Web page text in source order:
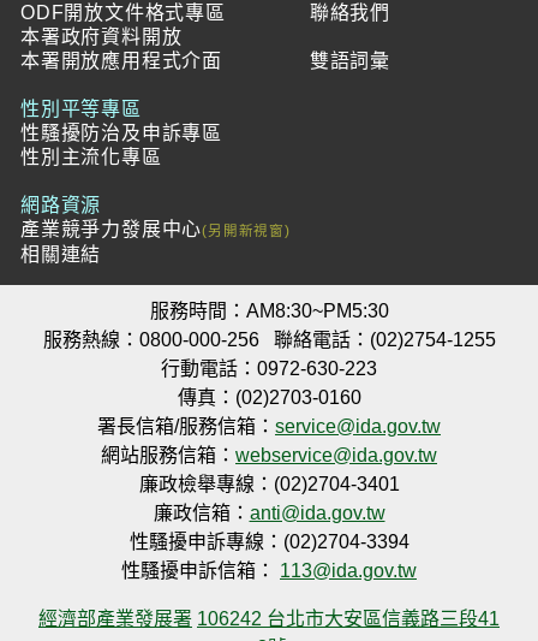
ODF開放文件格式專區
本署政府資料開放
本署開放應用程式介面
性別平等專區
性騷擾防治及申訴專區
性別主流化專區
網路資源
產業競爭力發展中心
相關連結
聯絡我們
雙語詞彙
服務時間：AM8:30~PM5:30
服務熱線：0800-000-256
聯絡電話：(02)2754-1255
行動電話：0972-630-223
傳真：(02)2703-0160
署長信箱/服務信箱： service@ida.gov.tw
網站服務信箱： webservice@ida.gov.tw
廉政檢舉專線：(02)2704-3401
廉政信箱： anti@ida.gov.tw
性騷擾申訴專線：(02)2704-3394
性騷擾申訴信箱： 113@ida.gov.tw
經濟部產業發展署 106242 台北市大安區信義路三段41